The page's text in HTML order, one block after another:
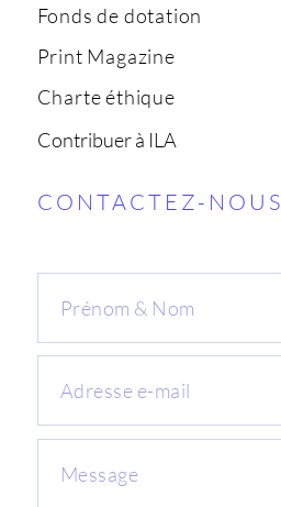
Fonds de dotation
Print Magazine
Charte éthique
Contribuer à ILA
CONTACTEZ-NOUS